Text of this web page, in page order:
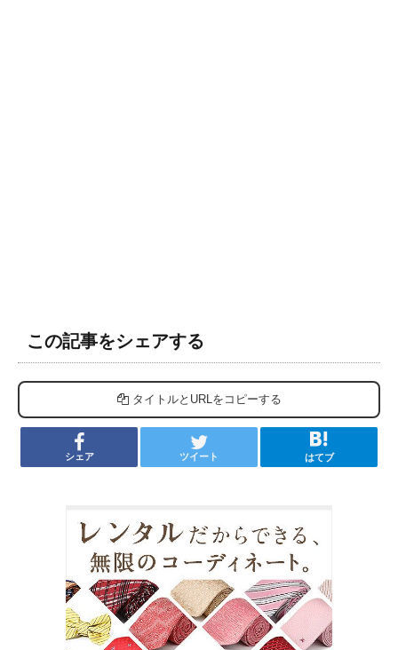
この記事をシェアする
タイトルとURLをコピーする
シェア ツイート はてブ